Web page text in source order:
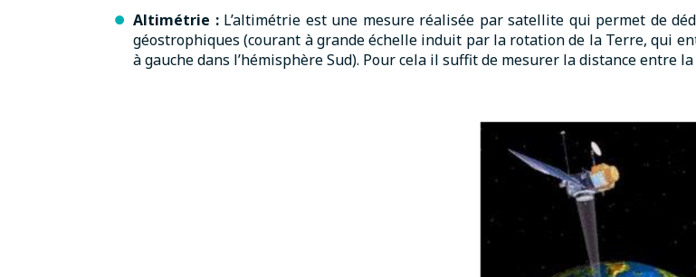
Altimétrie :L’altimétrie est une mesure réalisée par satellite qui permet de
géostrophiques (courant à grande échelle induit par la rotation de la Terre, qui
à gauche dans l’hémisphère Sud). Pour cela il suffit de mesurer la distance entre